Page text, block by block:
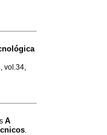
vol.34,
A
.